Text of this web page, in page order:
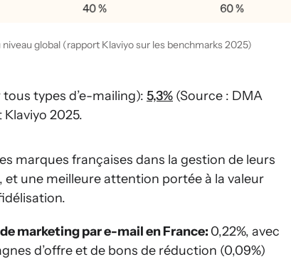
global (rapport Klaviyo sur les benchmarks 2025)
types d’e-mailing): 5,3% (Source : DMA
2025.
marques françaises dans la gestion de leurs
une meilleure attention portée à la valeur
marketing par e-mail en France: 0,22%, avec
d’offre et de bons de réduction (0,09%)